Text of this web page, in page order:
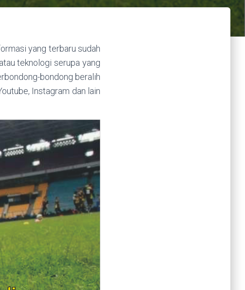
yang terbaru sudah
teknologi serupa yang
bondong beralih
Instagram dan lain